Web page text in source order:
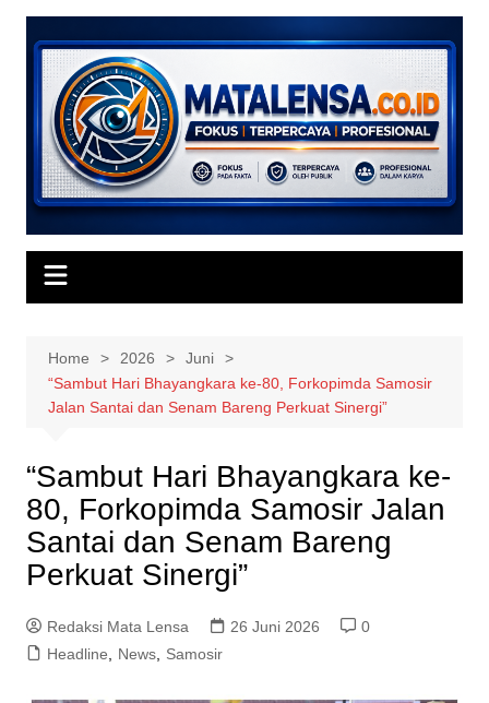
Skip
content
Home 2026
Juni
“Sambut Hari Bhayangkara ke-80, Forkopimda Samosir
Jalan Santai dan Senam Bareng Perkuat Sinergi”
“Sambut Hari Bhayangkara ke-
80, Forkopimda Samosir Jalan
Santai dan Senam Bareng
Perkuat Sinergi”
Redaksi Mata Lensa 26 Juni 2026
0
Headline
News, Samosir